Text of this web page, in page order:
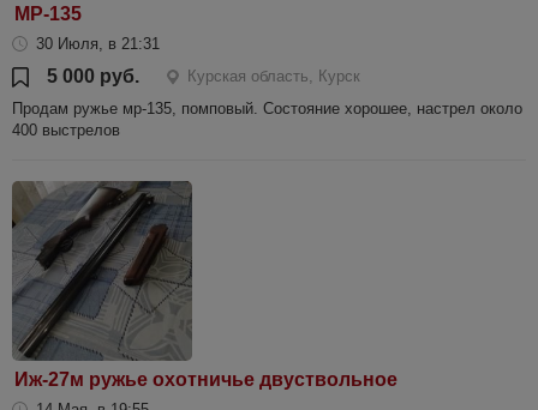
МР-135
30 Июля, в 21:31
5 000 руб.
Курская область, Курск
Продам ружье мр-135, помповый. Состояние хорошее, настрел около
400 выстрелов
Иж-27м ружье охотничье двуствольное